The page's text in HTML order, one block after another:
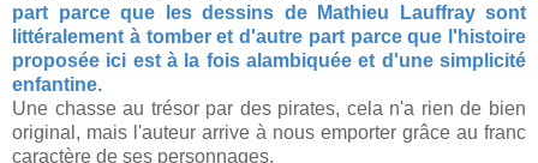
part parce que les dessins de Mathieu Lauffray sont
littéralement à tomber et d'autre part parce que l'histoire
proposée ici est à la fois alambiquée et d'une simplicité
enfantine.
Une chasse au trésor par des pirates, cela n'a rien de bien
original, mais l'auteur arrive à nous emporter grâce au franc
caractère de ses personnages.